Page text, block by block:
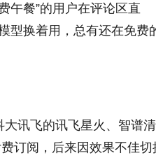
午餐”的用户在评论区直
型换着用，总有还在免费
讯飞的讯飞星火、智谱清
订阅，后来因效果不佳切